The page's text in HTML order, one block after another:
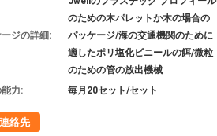
ジの詳細:
のための木パレットか木の場合の
パッケージ/海の交通機関のために
適したポリ塩化ビニールの餌/微粒
のための管の放出機械
力:
毎月20セット/セット
連絡先